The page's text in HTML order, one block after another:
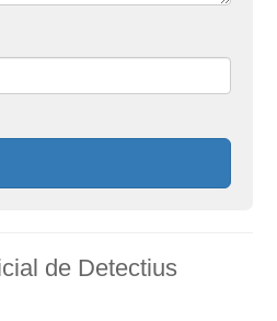
de Detectius